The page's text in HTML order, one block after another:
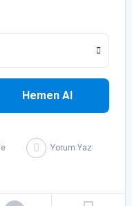
Hemen Al
Yorum Yaz